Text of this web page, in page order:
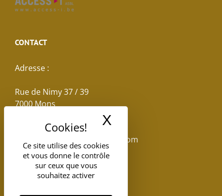
Ce site utilise des cookies
et vous donne le contrôle
sur ceux que vous
souhaitez activer
X
CONTACT
Adresse :
Rue de Nimy 37 / 39
7000 Mons
reservations.losseau@gmail.com
Tel: +32(0)65.398.880